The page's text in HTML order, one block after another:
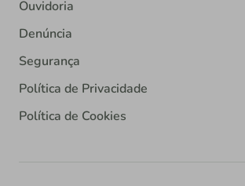
Ouvidoria
Denúncia
Segurança
Política de Privacidade
Política de Cookies